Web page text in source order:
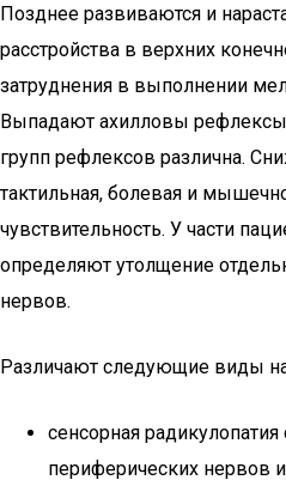
Позднее развиваются и
расстройства в верхних
затруднения в выполнении
Выпадают ахилловы
групп рефлексов различна.
тактильная, болевая и
чувствительность. У части
определяют утолщение
нервов.
Различают следующие виды
сенсорная
периферических нервов